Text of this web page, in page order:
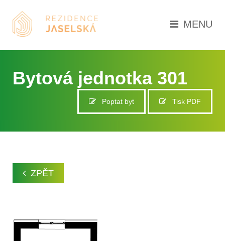
MENU
Bytová jednotka 301
Poptat byt Tisk PDF
ZPĚT